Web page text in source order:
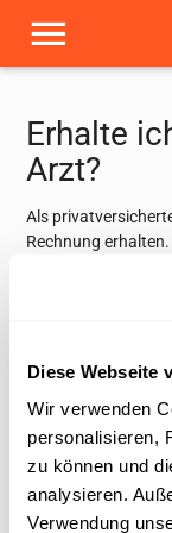
Diese Webseite
Wir verwenden
personalisieren,
zu können und
analysieren.
Verwendung
Erhalte
Arzt?
Als
Rechnung
dies ist die
dem Patienten ein
Wenn man die
sofort, sondern
anschließend an